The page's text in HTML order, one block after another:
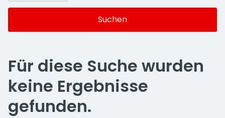
Suchen
Für diese Suche wurden
keine Ergebnisse
gefunden.